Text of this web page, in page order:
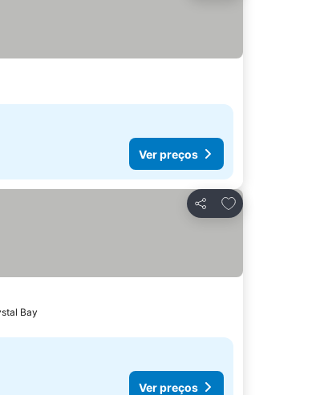
Ver preços
Partilhar
Adicionar aos
Bay
Ver preços